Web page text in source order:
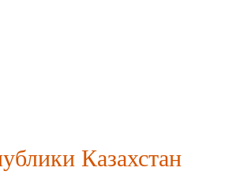
Казахстан